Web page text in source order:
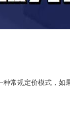
常规定价模式，如